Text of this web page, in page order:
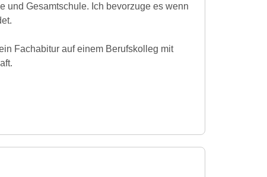
und Gesamtschule. Ich bevorzuge es wenn
Fachabitur auf einem Berufskolleg mit